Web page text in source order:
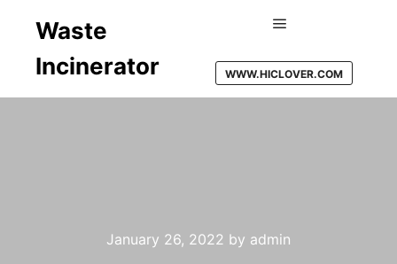
Waste
Incinerator
WWW.HICLOVER.COM
January 26, 2022 by admin